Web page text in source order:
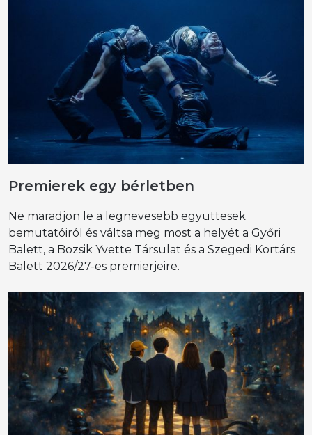
Premierek egy bérletben
Ne maradjon le a legnevesebb együttesek
bemutatóiról és váltsa meg most a helyét a Győri
Balett, a Bozsik Yvette Társulat és a Szegedi Kortárs
Balett 2026/27-es premierjeire.